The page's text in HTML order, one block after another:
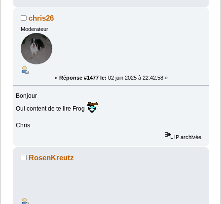
chris26
Moderateur
« Réponse #1477 le: 02 juin 2025 à 22:42:58 »
Bonjour
Oui content de te lire Frog
Chris
IP archivée
RosenKreutz